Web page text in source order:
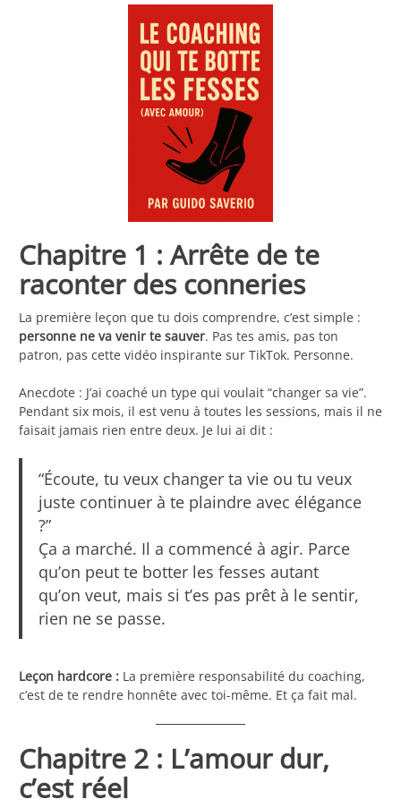
Chapitre 1 : Arrête de te
raconter des conneries
La première leçon que tu dois comprendre, c’est simple :
personne ne va venir te sauver. Pas tes amis, pas ton
patron, pas cette vidéo inspirante sur TikTok. Personne.
Anecdote : J’ai coaché un type qui voulait “changer sa vie”.
Pendant six mois, il est venu à toutes les sessions, mais il ne
faisait jamais rien entre deux. Je lui ai dit :
“Écoute, tu veux changer ta vie ou tu veux
juste continuer à te plaindre avec élégance
?”
Ça a marché. Il a commencé à agir. Parce
qu’on peut te botter les fesses autant
qu’on veut, mais si t’es pas prêt à le sentir,
rien ne se passe.
Leçon hardcore : La première responsabilité du coaching,
c’est de te rendre honnête avec toi-même. Et ça fait mal.
Chapitre 2 : L’amour dur,
c’est réel